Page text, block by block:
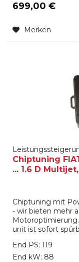
699,00 €
Merken
Chiptuning
... 1.6 D
Chiptuning mit
- wir bieten mehr
unit ist sofort
End PS: 119
End kW: 88